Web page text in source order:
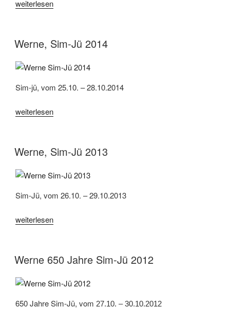
„Werne,
2015“
weiterlesen
Werne, Sim-Jü 2014
Sim-jü, vom 25.10. – 28.10.2014
„Werne,
2014“
weiterlesen
Werne, Sim-Jü 2013
Sim-Jü, vom 26.10. – 29.10.2013
„Werne,
2013“
weiterlesen
Werne 650 Jahre Sim-Jü 2012
650 Jahre Sim-Jü, vom 27.10. – 30.10.2012